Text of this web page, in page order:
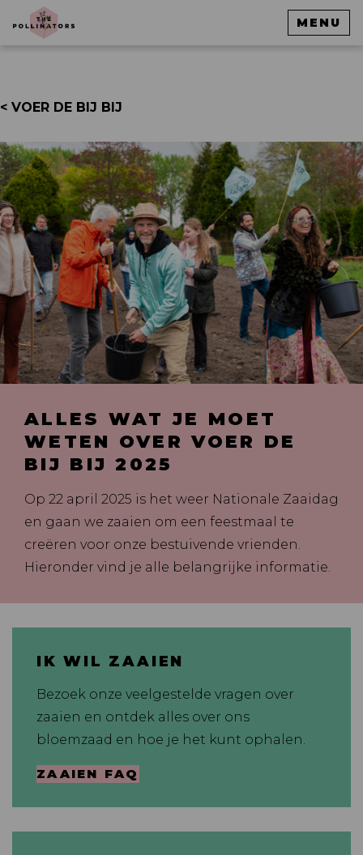
MENU
< VOER DE BIJ BIJ
ALLES WAT JE MOET
WETEN OVER VOER DE
BIJ BIJ 2025
Op 22 april 2025 is het weer Nationale Zaaidag
en gaan we zaaien om een feestmaal te
creëren voor onze bestuivende vrienden.
Hieronder vind je alle belangrijke informatie.
IK WIL ZAAIEN
Bezoek onze veelgestelde vragen over
zaaien en ontdek alles over ons
bloemzaad en hoe je het kunt ophalen.
ZAAIEN FAQ